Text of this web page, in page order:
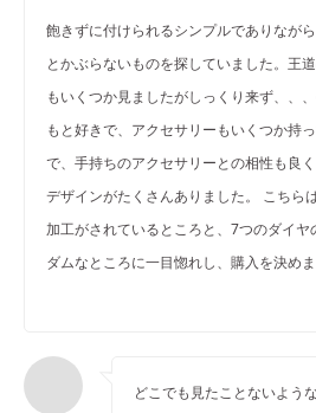
飽きずに付けられるシンプルでありなが
とかぶらないものを探していました。王
もいくつか見ましたがしっくり来ず、、
もと好きで、アクセサリーもいくつか持
で、手持ちのアクセサリーとの相性も良
デザインがたくさんありました。 こちら
加工がされているところと、7つのダイヤ
ダムなところに一目惚れし、購入を決めま
どこでも見たことないよう